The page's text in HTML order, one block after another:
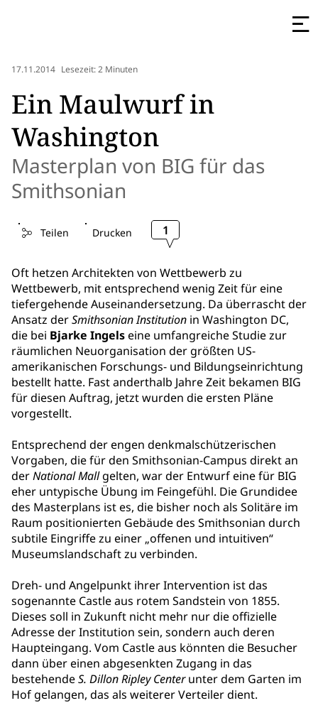
17.11.2014 Lesezeit: 2 Minuten
Ein Maulwurf in
Washington
Masterplan von BIG für das
Smithsonian
Teilen Drucken 1
Oft hetzen Architekten von Wettbewerb zu
Wettbewerb, mit entsprechend wenig Zeit für eine
tiefergehende Auseinandersetzung. Da überrascht der
Ansatz derSmithsonian Institution in Washington DC,
die bei Bjarke Ingelseine umfangreiche Studie zur
räumlichen Neuorganisation der größten US-
amerikanischen Forschungs- und Bildungseinrichtung
bestellt hatte. Fast anderthalb Jahre Zeit bekamen BIG
für diesen Auftrag, jetzt wurden die ersten Pläne
vorgestellt.
Entsprechend der engen denkmalschützerischen
Vorgaben, die für den Smithsonian-Campus direkt an
derNational Mallgelten, war der Entwurf eine für BIG
eher untypische Übung im Feingefühl. Die Grundidee
des Masterplans ist es, die bisher noch als Solitäre im
Raum positionierten Gebäude des Smithsonian durch
subtile Eingriffe zu einer „offenen und intuitiven“
Museumslandschaft zu verbinden.
Dreh- und Angelpunkt ihrer Intervention ist das
sogenannte Castle aus rotem Sandstein von 1855.
Dieses soll in Zukunft nicht mehr nur die offizielle
Adresse der Institution sein, sondern auch deren
Haupteingang. Vom Castle aus könnten die Besucher
dann über einen abgesenkten Zugang in das
bestehendeS. Dillon Ripley Centerunter dem Garten im
Hof gelangen, das als weiterer Verteiler dient.